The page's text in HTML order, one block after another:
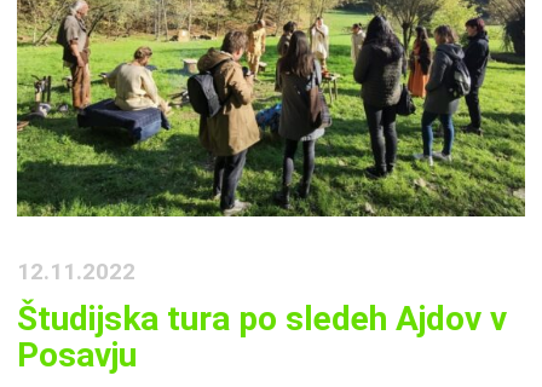
12.11.2022
Študijska tura po sledeh Ajdov v
Posavju